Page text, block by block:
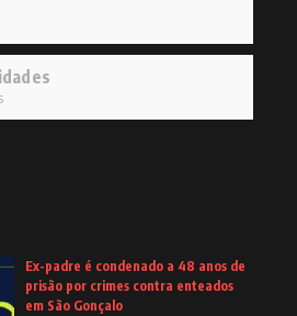
Ex-padre é condenado a 48 anos de
prisão por crimes contra enteados
em São Gonçalo